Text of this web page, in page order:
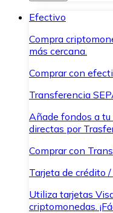
Efectivo
Compra
más cercana.
Comprar con
Transferencia
Añade fondos a
directas por
Comprar con
Tarjeta de crédito
Utiliza tarjetas
criptomonedas.